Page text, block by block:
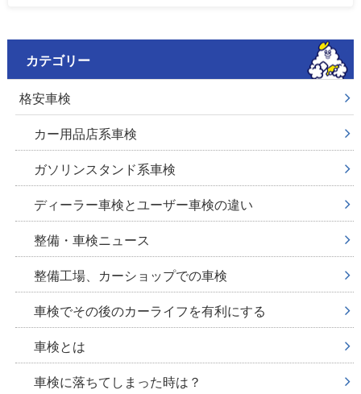
カテゴリー
格安車検
カー用品店系車検
ガソリンスタンド系車検
ディーラー車検とユーザー車検の違い
整備・車検ニュース
整備工場、カーショップでの車検
車検でその後のカーライフを有利にする
車検とは
車検に落ちてしまった時は？